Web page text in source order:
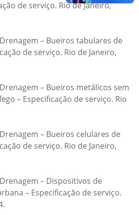
de serviço. Rio de Janeiro,
– Bueiros tabulares de
de serviço. Rio de Janeiro,
– Bueiros metálicos sem
– Especificação de serviço. Rio
– Bueiros celulares de
de serviço. Rio de Janeiro,
– Dispositivos de
– Especificação de serviço.